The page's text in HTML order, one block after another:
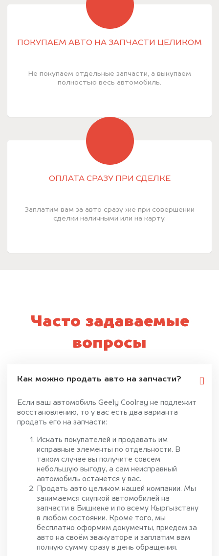
ПОКУПАЕМ АВТО НА ЗАПЧАСТИ ЦЕЛИКОМ
Не покупаем отдельные запчасти, а выкупаем
полностью весь автомобиль.
ОПЛАТА СРАЗУ ПРИ СДЕЛКЕ
Заплатим вам за авто сразу же при совершении
сделки наличными или на карту.
Часто задаваемые
вопросы
Как можно продать авто на запчасти?
Если ваш автомобиль Geely Coolray не подлежит
восстановлению, то у вас есть два варианта
продать его на запчасти:
Искать покупателей и продавать им
исправные элементы по отдельности. В
таком случае вы получите совсем
небольшую выгоду, а сам неисправный
автомобиль останется у вас.
Продать авто целиком нашей компании. Мы
занимаемся скупкой автомобилей на
запчасти в Бишкеке и по всему Кыргызстану
в любом состоянии. Кроме того, мы
бесплатно оформим документы, приедем за
авто на своём эвакуаторе и заплатим вам
полную сумму сразу в день обращения.